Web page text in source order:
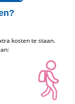
kosten te staan.